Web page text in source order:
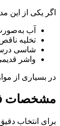
اگر یکی از این
آب
تخلیه
شاسی
واشر
در بسیاری از
مشخصات فنی
برای انتخاب